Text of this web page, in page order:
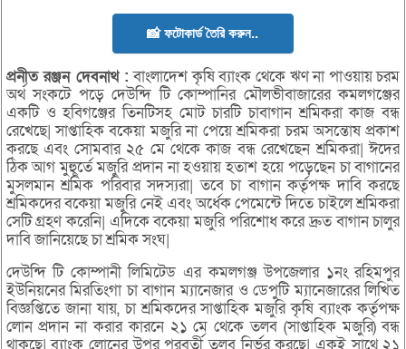
📸 ফটোকার্ড তৈরি করুন..
প্রনীতরঞ্জন দেবনাথ : বাংলাদেশ কৃষি ব্যাংক থেকে ঋণ না পাওয়ায় চরম
অর্থ সংকটে পড়ে দেউন্দি টি কোম্পানির মৌলভীবাজারের কমলগঞ্জের
একটি ও হবিগঞ্জের তিনটিসহ মোট চারটি চাবাগান শ্রমিকরা কাজ বন্ধ
রেখেছে| সাপ্তাহিক বকেয়া মজুরি না পেয়ে শ্রমিকরা চরম অসন্তোষ প্রকাশ
করছে এবং সোমবার ২৫ মে থেকে কাজ বন্ধ রেখেছেন শ্রমিকরা| ঈদের
ঠিক আগ মুহুূর্তে মজুরি প্রদান না হওয়ায় হতাশ হয়ে পড়েছেন চা বাগানের
মুসলমান শ্রমিক পরিবার সদস্যরা| তবে চা বাগান কর্তৃপক্ষ দাবি করছে
শ্রমিকদের বকেয়া মজুরি নেই এবং অর্ধেক পেমেন্টে দিতে চাইলে শ্রমিকরা
সেটি গ্রহণ করেনি| এদিকে বকেয়া মজুরি পরিশোধ করে দ্রুত বাগান চালুর
দাবি জানিয়েছে চা শ্রমিক সংঘ|
দেউন্দি টি কোম্পানী লিমিটেড এর কমলগঞ্জ উপজেলার ১নং রহিমপুর
ইউনিয়নের মিরতিংগা চা বাগান ম্যানেজার ও ডেপুটি ম্যানেজারের লিখিত
বিজ্ঞপ্তিতে জানা যায়, চা শ্রমিকদের সাপ্তাহিক মজুরি কৃষি ব্যাংক কর্তৃপক্ষ
লোন প্রদান না করার কারনে ২১ মে থেকে তলব (সাপ্তাহিক মজুরি) বন্ধ